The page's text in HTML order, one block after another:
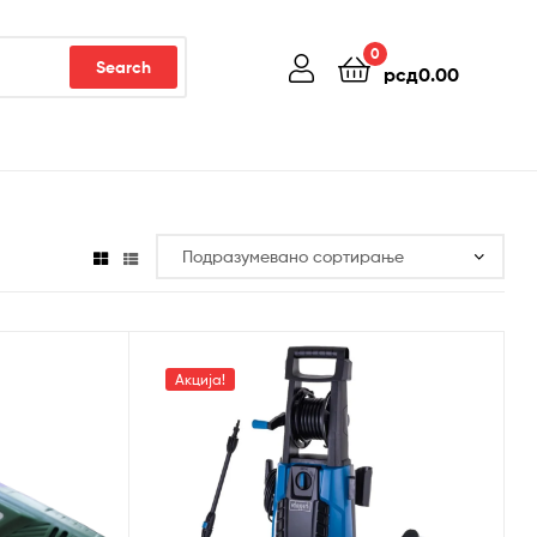
Search
0
рсд0.00
Акција!